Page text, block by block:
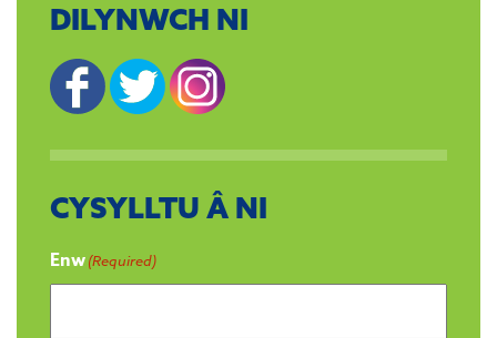
DILYNWCH NI
CYSYLLTU Â NI
Enw(Required)